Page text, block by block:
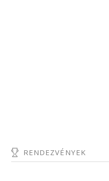
RENDEZVÉNYEK